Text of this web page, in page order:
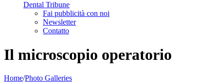
Dental Tribune
Fai pubblicità con noi
Newsletter
Contatto
Il microscopio operatorio
Home/Photo Galleries